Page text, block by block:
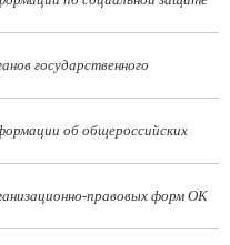
государственного
об общероссийских
правовых форм ОК